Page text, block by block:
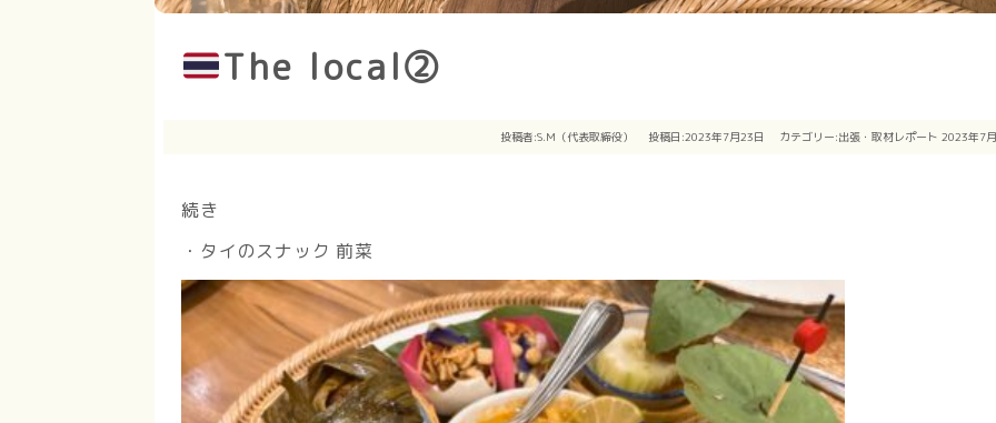
The local②
投稿者:S.M（代表取締役） 投稿日:2023年7月23日 カテゴリー:出張・取材レポート 2023年7
続き
・タイのスナック 前菜